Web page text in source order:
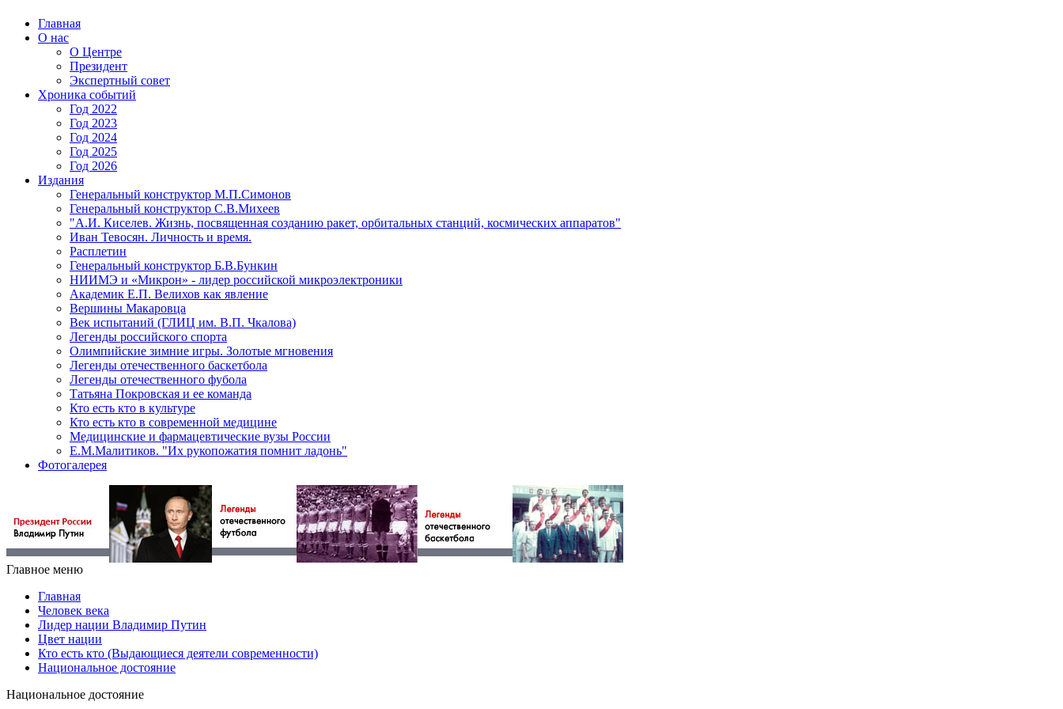
Главная
О нас
О Центре
Президент
Экспертный совет
Хроника событий
Год 2022
Год 2023
Год 2024
Год 2025
Год 2026
Издания
Генеральный конструктор М.П.Симонов
Генеральный конструктор С.В.Михеев
"А.И. Киселев. Жизнь, посвященная созданию ракет, орбитальных станций, космических аппаратов"
Иван Тевосян. Личность и время.
Расплетин
Генеральный конструктор Б.В.Бункин
НИИМЭ и «Микрон» - лидер российской микроэлектроники
Академик Е.П. Велихов как явление
Вершины Макаровца
Век испытаний (ГЛИЦ им. В.П. Чкалова)
Легенды российского спорта
Олимпийские зимние игры. Золотые мгновения
Легенды отечественного баскетбола
Легенды отечественного фубола
Татьяна Покровская и ее команда
Кто есть кто в культуре
Кто есть кто в современной медицине
Медицинские и фармацевтические вузы России
Е.М.Малитиков. "Их рукопожатия помнит ладонь"
Фотогалерея
Главное меню
Главная
Человек века
Лидер нации Владимир Путин
Цвет нации
Кто есть кто (Выдающиеся деятели современности)
Национальное достояние
Национальное достояние